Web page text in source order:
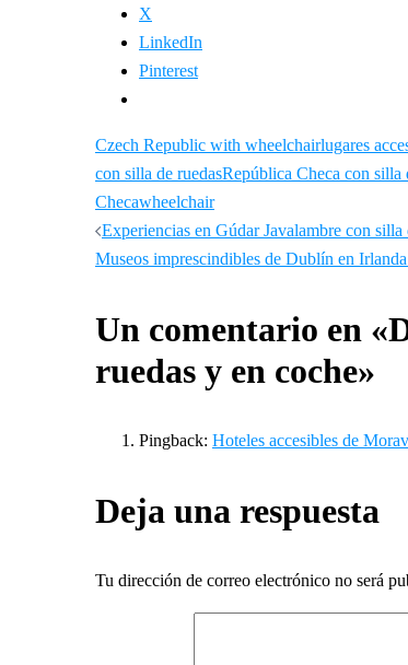
X
LinkedIn
Pinterest
Czech Republic with wheelchairlugares
con silla de ruedasRepública Checa con silla
Checawheelchair
Navegación
entradas
Experiencias en Gúdar Javalambre con silla
Museos imprescindibles de Dublín en
Un comentario en «
ruedas y en coche»
Pingback: Hoteles accesibles de
Deja una respuesta
Tu dirección de correo electrónico no será